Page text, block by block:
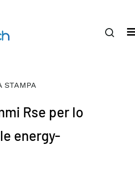
STAMPA
Rse per lo
energy-